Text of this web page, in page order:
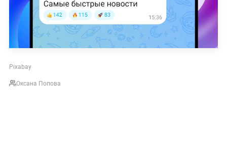
Pixabay
Оксана Попова